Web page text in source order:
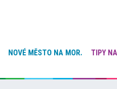
NOVÉ MĚSTO NA MOR.
TIPY